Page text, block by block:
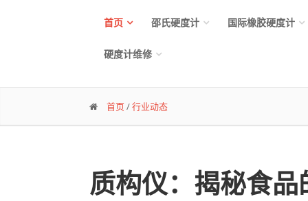
首页 邵氏硬度计 国际橡胶硬度计
硬度计维修
首页/行业动态
质构仪：揭秘食品